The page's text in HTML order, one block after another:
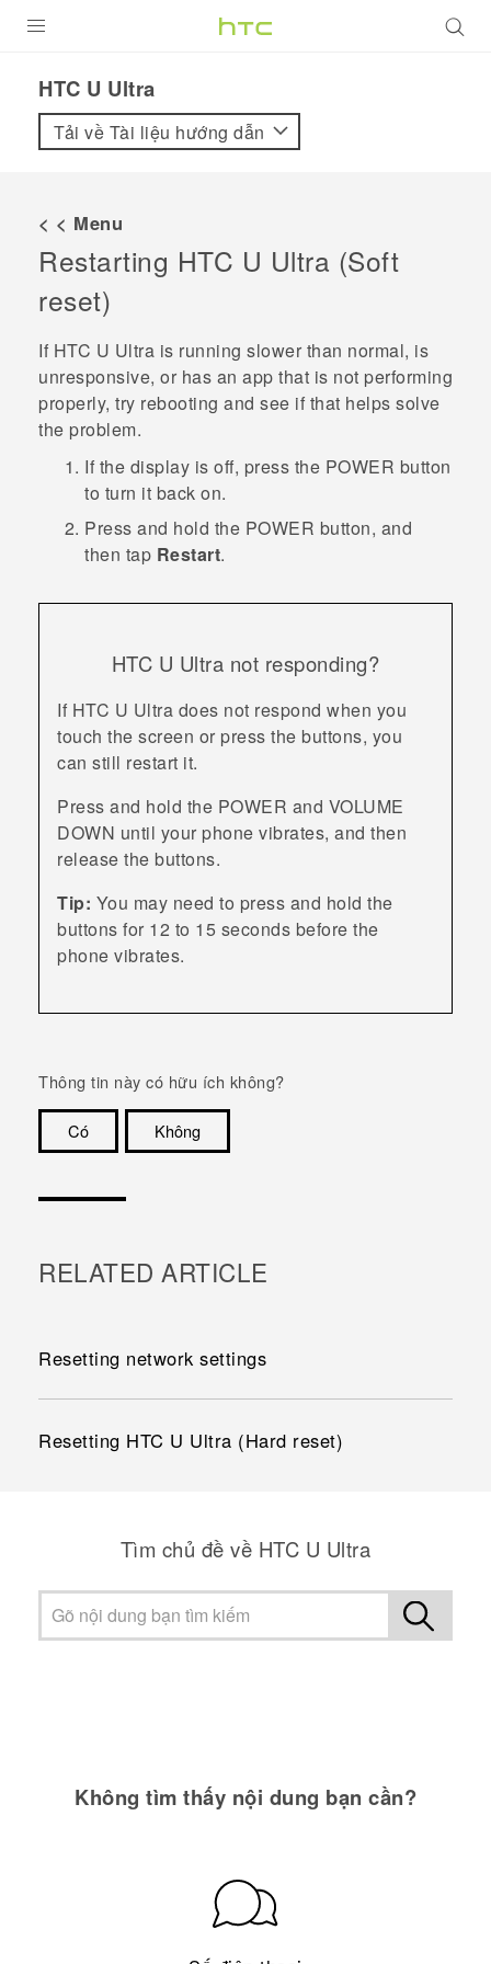
VIVE
VIVERSE
ỨNG DỤNG
HỖ TRỢ
HTC U Ultra‎
Tải về Tài liệu hướng dẫn
< < Menu
Restarting HTC U Ultra (Soft
reset)
If HTC U Ultra is running slower than normal, is
unresponsive, or has an app that is not performing
properly, try rebooting and see if that helps solve
the problem.
If the display is off, press the POWER button
to turn it back on.
Press and hold the POWER button, and
then tap Restart.
HTC U Ultra not responding?
If HTC U Ultra does not respond when you
touch the screen or press the buttons, you
can still restart it.
Press and hold the POWER and VOLUME
DOWN until your phone vibrates, and then
release the buttons.
Tip: You may need to press and hold the
buttons for 12 to 15 seconds before the
phone vibrates.
Thông tin này có hữu ích không?
Có
Không
RELATED ARTICLE
Resetting network settings
Resetting HTC U Ultra (Hard reset)
Tìm chủ đề về HTC U Ultra
Không tìm thấy nội dung bạn cần?